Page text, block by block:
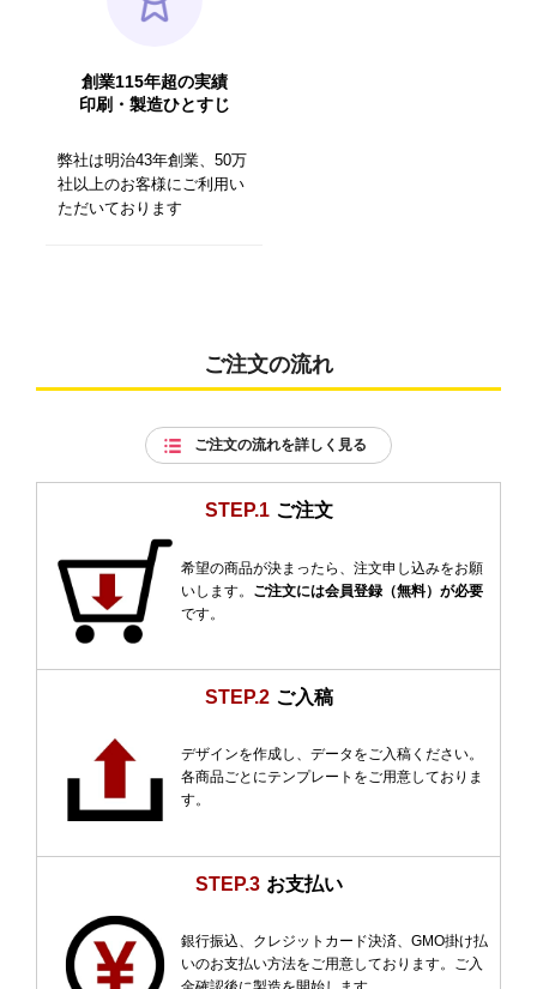
創業115年超の実績
印刷・製造ひとすじ
弊社は明治43年創業、50万
社以上のお客様にご利用い
ただいております
ご注文の流れ
ご注文の流れを詳しく見る
STEP.1 ご注文
希望の商品が決まったら、注文申し込みをお願
いします。 ご注文には会員登録（無料）が必要
です。
STEP.2 ご入稿
デザインを作成し、データをご入稿ください。
各商品ごとにテンプレートをご用意しておりま
す。
STEP.3 お支払い
銀行振込、クレジットカード決済、GMO掛け払
いのお支払い方法をご用意しております。ご入